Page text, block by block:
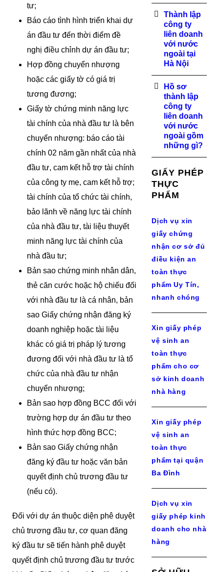
tư;
Báo cáo tình hình triển khai dự
án đầu tư đến thời điểm đề
nghị điều chỉnh dự án đầu tư;
Hợp đồng chuyển nhượng
hoặc các giấy tờ có giá trị
tương đương;
Giấy tờ chứng minh năng lực
tài chính của nhà đầu tư là bên
chuyển nhượng: báo cáo tài
chính 02 năm gần nhất của nhà
đầu tư, cam kết hỗ trợ tài chính
của công ty mẹ, cam kết hỗ trợ;
tài chính của tổ chức tài chính,
bảo lãnh về năng lực tài chính
của nhà đầu tư, tài liệu thuyết
minh năng lực tài chính của
nhà đầu tư;
Bản sao chứng minh nhân dân,
thẻ căn cước hoặc hộ chiếu đối
với nhà đầu tư là cá nhân, bản
sao Giấy chứng nhận đăng ký
doanh nghiệp hoặc tài liệu
khác có giá trị pháp lý tương
đương đối với nhà đầu tư là tổ
chức của nhà đầu tư nhận
chuyển nhượng;
Bản sao hợp đồng BCC đối với
trường hợp dự án đầu tư theo
hình thức hợp đồng BCC;
Bản sao Giấy chứng nhận
đăng ký đầu tư hoặc văn bản
quyết định chủ trương đầu tư
(nếu có).
Đối với dự án thuộc diện phê duyệt
chủ trương đầu tư, cơ quan đăng
ký đầu tư sẽ tiến hành phê duyệt
quyết định chủ trương đầu tư trước
Thành lập
công ty
liên doanh
với nước
ngoài tại
Hà Nội
Hồ sơ
thành lập
công ty
liên doanh
với nước
ngoài gồm
những gì?
GIẤY PHÉP
THỰC
PHẨM
Dịch vụ xin
giấy chứng
nhận cơ sở đủ
điều kiện an
toàn thực
phẩm Uy Tín,
nhanh chóng
Xin giấy phép
vệ sinh an
toàn thực
phẩm cho cơ
sở kinh doanh
nhà hàng
Xin giấy phép
vệ sinh an
toàn thực
phẩm tại quận
Ba Đình
Dịch vụ xin
giấy phép kinh
doanh cho nhà
hàng